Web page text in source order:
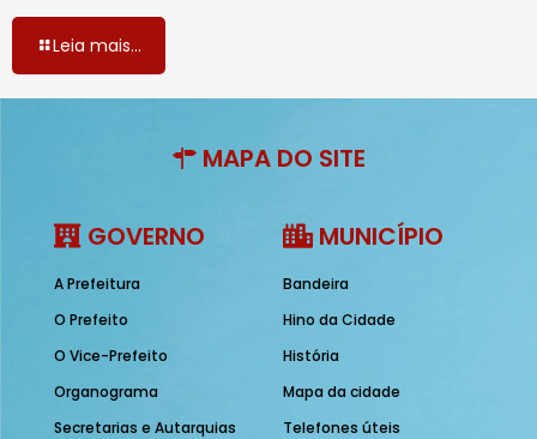
Leia mais...
MAPA DO SITE
GOVERNO
A Prefeitura
O Prefeito
O Vice-Prefeito
Organograma
Secretarias e Autarquias
MUNICÍPIO
Bandeira
Hino da Cidade
História
Mapa da cidade
Telefones úteis